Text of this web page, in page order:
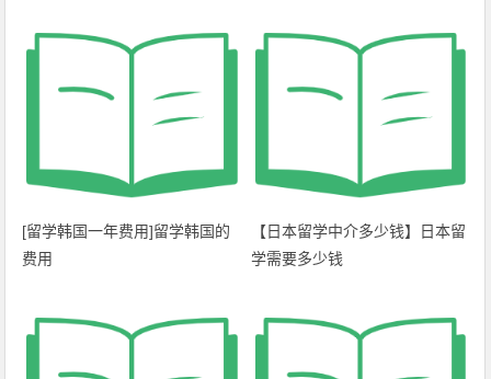
[留学韩国一年费用]留学韩国的
费用
【日本留学中介多少钱】日本留
学需要多少钱